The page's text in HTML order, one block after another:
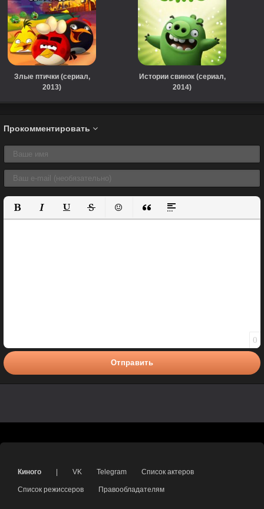
Злые птички (сериал,
2013)
Истории свинок (сериал,
2014)
Прокомментировать
Полужирный
КурсивПодчеркнутый
ЗачеркнутыйВставить смайлик
Вставка цитаты
Вставка спойлера
0
Отправить
Киного VK Telegram Список актеров
Список режиссеров Правообладателям